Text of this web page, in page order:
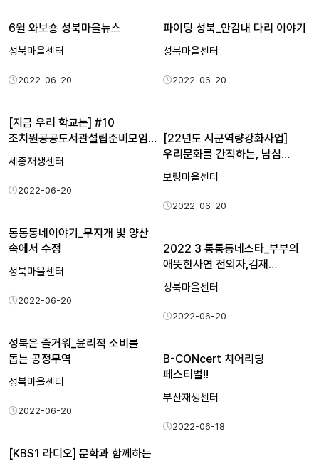
6월 와보숑 성북마을뉴스
성북마을센터
2022-06-20
파이팅 성북_안감내 다리 이야기
성북마을센터
2022-06-20
[지금 우리 학교는] #10
조치원공공도서관설립준비모임…
세종재생센터
2022-06-20
[22년도 시군역량강화사업]
우리문화를 간직하는, 남심…
보령마을센터
2022-06-20
통통동네이야기_무지개 빛 양산
속에서 수정
성북마을센터
2022-06-20
2022 3 통통동네스타_부부의
애뜻한사연 전외자,김재…
성북마을센터
2022-06-20
성북은 즐거워_윤리적 소비를
돕는 공정무역
성북마을센터
2022-06-20
B-CONcert 치어리딩
페스티벌!!
부산재생센터
2022-06-18
[KBS1 라디오] 문학과 함께하는